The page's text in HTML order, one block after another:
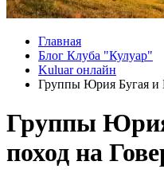
Главная
Блог Клуба "Кулуар"
Kuluar онлайн
Группы Юрия Бугая и
Группы Юрия
поход на